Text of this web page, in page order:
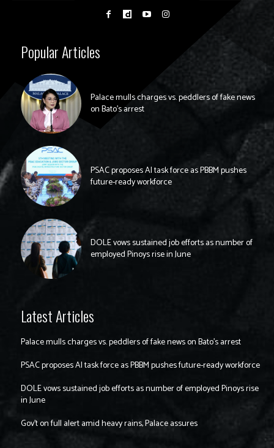
Popular Articles
Palace mulls charges vs. peddlers of fake news
on Bato’s arrest
PSAC proposes AI task force as PBBM pushes
future-ready workforce
DOLE vows sustained job efforts as number of
employed Pinoys rise in June
Latest Articles
Palace mulls charges vs. peddlers of fake news on Bato’s arrest
PSAC proposes AI task force as PBBM pushes future-ready workforce
DOLE vows sustained job efforts as number of employed Pinoys rise
in June
Gov’t on full alert amid heavy rains, Palace assures